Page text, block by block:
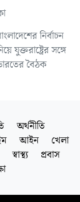
নির্বাচন
যুক্তরাষ্ট্রের সঙ্গে
বৈঠক
অর্থনীতি
আইন
খেলা
স্বাস্থ্য
প্রবাস